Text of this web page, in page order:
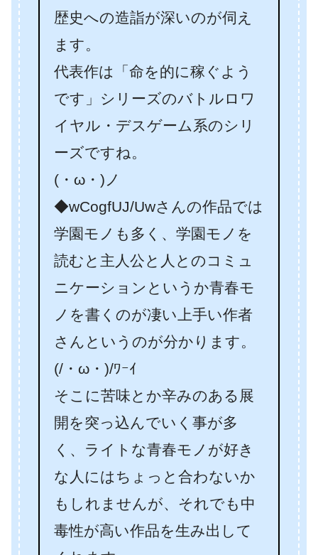
歴史への造詣が深いのが伺え
ます。
代表作は「命を的に稼ぐよう
です」シリーズのバトルロワ
イヤル・デスゲーム系のシリ
ーズですね。
(・ω・)ノ
◆wCogfUJ/Uwさんの作品では
学園モノも多く、学園モノを
読むと主人公と人とのコミュ
ニケーションというか青春モ
ノを書くのが凄い上手い作者
さんというのが分かります。
(/・ω・)/ﾜｰｲ
そこに苦味とか辛みのある展
開を突っ込んでいく事が多
く、ライトな青春モノが好き
な人にはちょっと合わないか
もしれませんが、それでも中
毒性が高い作品を生み出して